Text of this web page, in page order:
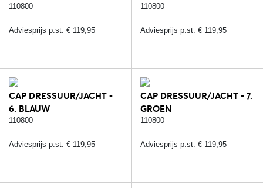
110800
Adviesprijs p.st. € 119,95
110800
Adviesprijs p.st. € 119,95
CAP DRESSUUR/JACHT -
6. BLAUW
110800
Adviesprijs p.st. € 119,95
CAP DRESSUUR/JACHT - 7.
GROEN
110800
Adviesprijs p.st. € 119,95